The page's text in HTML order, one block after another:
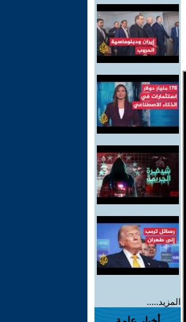
المزيد.....